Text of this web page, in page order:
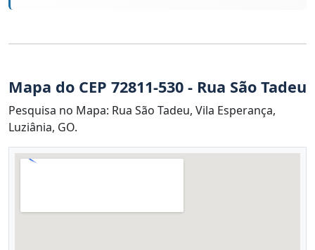
Mapa do CEP 72811-530 - Rua São Tadeu
Pesquisa no Mapa: Rua São Tadeu, Vila Esperança,
Luziânia, GO.